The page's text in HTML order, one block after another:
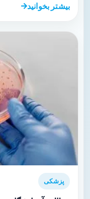
بیشتر بخوانید
پزشکی